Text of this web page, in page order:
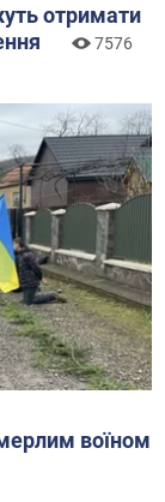
отримати
7576
воїном